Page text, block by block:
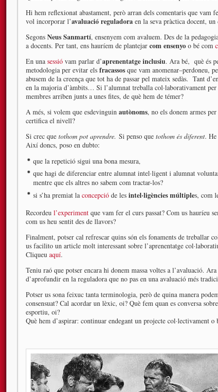
Hi hem reflexionat abastament, però arran dels comentaris que vam
vol incorporar l’avaluació reguladora en la seva pràctica docent,
Segons Neus Sanmartí, ensenyem com avaluem. Des de la
a docents. Per tant, ens hauríem de plantejar com ensenyo o bé com
En una sessió vam parlar d’aprenentatge inclusiu. Ara bé, què és
metodologia per evitar els fracassos que vam anomenar–perdoneu,
abusem de la creença que tot ha de passar pel mateix sedàs. Tant
en la majoria d’àmbits… Si l’alumnat treballa col·laborativament
membres arriben junts a unes fites, de què hem de témer?
A més, si volem que esdevinguin autònoms, no els donem armes
certifica el nivell?
Si crec que tothom pot aprendre. Si penso que tothom és diferent.
Així doncs, poso en dubto:
que la repetició sigui una bona mesura,
que hagi de diferenciar entre alumnat intel·ligent i alumnat
mentre que els altres no sabem com tractar-los?
si s’ha premiat la concepció de les intel·ligències múltiples, com
Recordeu l’experiment que vam fer el curs passat? Com us hauríeu
com us heu sentit des de llavors?
Finalment, potser cal refrescar quins són els fonaments de treballar
us facilito un article molt interessant sobre l’aprenentatge
Cliqueu aquí.
Teniu raó que potser encara hi donem massa voltes a l’avaluació.
d’aprofundir en la reguladora que no pas en una avaluació més
Potser us sona feixuc tanta terminologia, però de quina manera
consensuat? Cal acordar un lèxic, oi? Què fem quan es conversa
esportiu, oi?
Què hem d’aspirar: continuar endegant un projecte col·lectivament o